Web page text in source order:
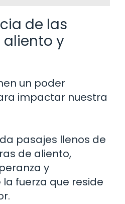
de las
y
un poder
impactar nuestra
pasajes llenos de
de aliento,
y
fuerza que reside